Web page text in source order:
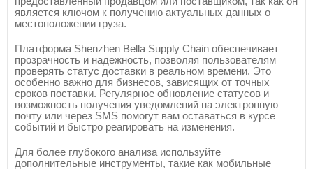
является ключом к получению актуальных данных о
местоположении груза.
Платформа Shenzhen Bella Supply Chain обеспечивает
прозрачность и надежность, позволяя пользователям
проверять статус доставки в реальном времени. Это
особенно важно для бизнесов, зависящих от точных
сроков поставки. Регулярное обновление статусов и
возможность получения уведомлений на электронную
почту или через SMS помогут вам оставаться в курсе
событий и быстро реагировать на изменения.
Для более глубокого анализа используйте
дополнительные инструменты, такие как мобильные